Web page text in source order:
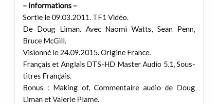
– Informations –
Sortie le 09.03.2011. TF1 Vidéo.
De Doug Liman. Avec Naomi Watts, Sean Penn,
Bruce McGill.
Visionné le 24.09.2015. Origine France.
Français et Anglais DTS-HD Master Audio 5.1, Sous-
titres Français.
Bonus : Making of, Commentaire audio de Doug
Liman et Valerie Plame.